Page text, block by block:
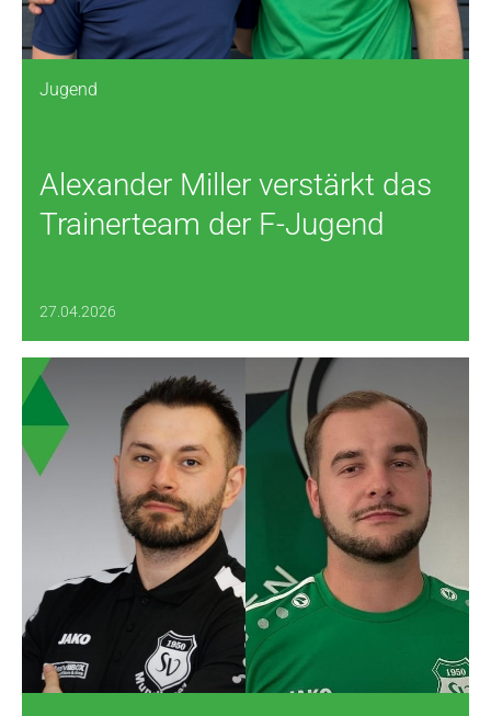
Jugend
Alexander Miller verstärkt das
Trainerteam der F-Jugend
27.04.2026